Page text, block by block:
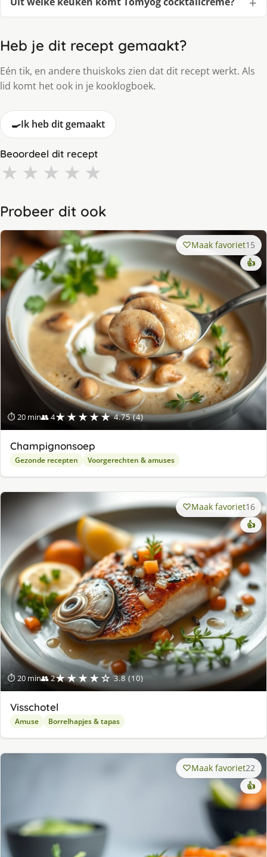
Heb je dit recept gemaakt?
Eén tik, en andere thuiskoks zien dat dit recept werkt. Als
lid komt het ook in je kooklogboek.
🍳Ik heb dit gemaakt
Beoordeel dit recept
★ ★ ★ ★ ★
Probeer dit ook
⏱ 20 min👥 4★★★★★ 4.75 (4)
Maak favoriet15
👍
Champignonsoep
Gezonde recepten Voorgerechten & amuses
⏱ 20 min👥 2★★★★☆ 3.8 (10)
Maak favoriet16
👍
Visschotel
Amuse Borrelhapjes & tapas
Maak favoriet22
👍